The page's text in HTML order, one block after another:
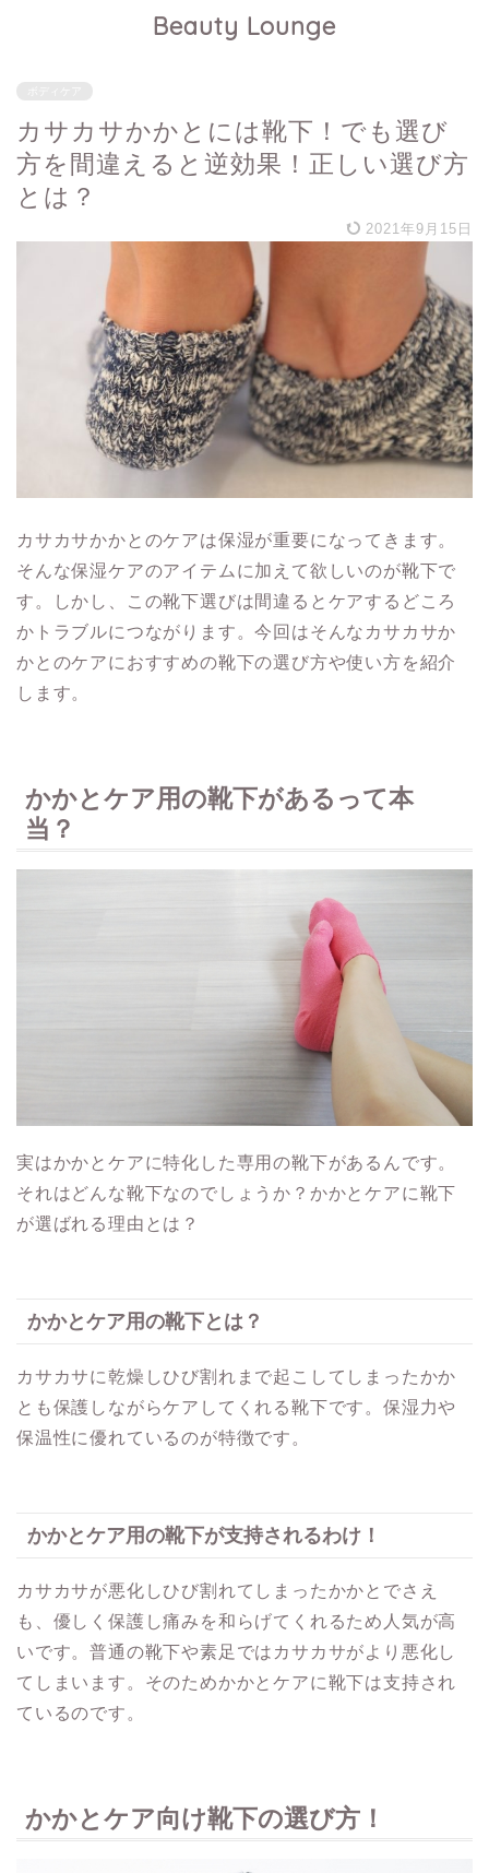
Beauty Lounge
カサカサかかとには靴下！でも選び
方を間違えると逆効果！正しい選び方
とは？
2021年9月15日
カサカサかかとのケアは保湿が重要になってきます。
そんな保湿ケアのアイテムに加えて欲しいのが靴下で
す。しかし、この靴下選びは間違るとケアするどころ
かトラブルにつながります。今回はそんなカサカサか
かとのケアにおすすめの靴下の選び方や使い方を紹介
します。
かかとケア用の靴下があるって本
当？
実はかかとケアに特化した専用の靴下があるんです。
それはどんな靴下なのでしょうか？かかとケアに靴下
が選ばれる理由とは？
かかとケア用の靴下とは？
カサカサに乾燥しひび割れまで起こしてしまったかか
とも保護しながらケアしてくれる靴下です。保湿力や
保温性に優れているのが特徴です。
かかとケア用の靴下が支持されるわけ！
カサカサが悪化しひび割れてしまったかかとでさえ
も、優しく保護し痛みを和らげてくれるため人気が高
いです。普通の靴下や素足ではカサカサがより悪化し
てしまいます。そのためかかとケアに靴下は支持され
ているのです。
かかとケア向け靴下の選び方！